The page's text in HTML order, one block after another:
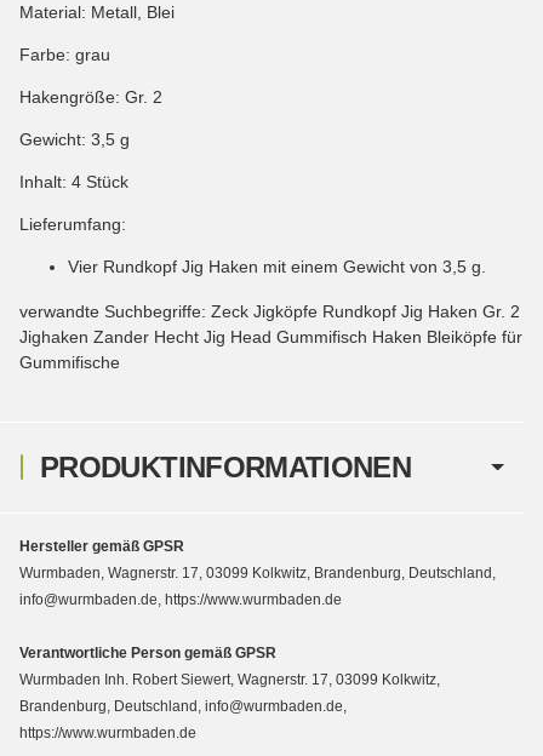
PRODUKTINFORMATIONEN
Material: Metall, Blei
Farbe: grau
Hakengröße: Gr. 2
Gewicht: 3,5 g
Inhalt: 4 Stück
Lieferumfang:
Vier Rundkopf Jig Haken mit einem Gewicht von 3,5 g.
verwandte Suchbegriffe: Zeck Jigköpfe Rundkopf Jig Haken Gr. 2
Jighaken Zander Hecht Jig Head Gummifisch Haken Bleiköpfe für
Gummifische
Hersteller gemäß GPSR
Wurmbaden, Wagnerstr. 17, 03099 Kolkwitz, Brandenburg, Deutschland,
info@wurmbaden.de, https://www.wurmbaden.de
Verantwortliche Person gemäß GPSR
Wurmbaden Inh. Robert Siewert, Wagnerstr. 17, 03099 Kolkwitz,
Brandenburg, Deutschland, info@wurmbaden.de,
https://www.wurmbaden.de